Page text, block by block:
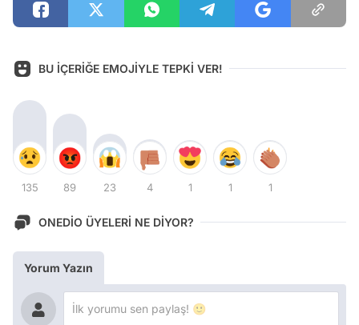
BU İÇERİĞE EMOJİYLE TEPKİ VER!
135 89 23 4 1 1 1
ONEDİO ÜYELERİ NE DİYOR?
Yorum Yazın